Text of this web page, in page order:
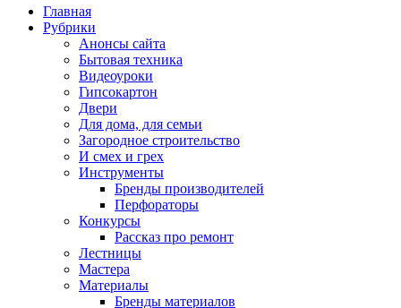
Главная
Рубрики
Анонсы сайта
Бытовая техника
Видеоуроки
Гипсокартон
Двери
Для дома, для семьи
Загородное строительство
И смех и грех
Инструменты
Бренды производителей
Перфораторы
Конкурсы
Рассказ про ремонт
Лестницы
Мастера
Материалы
Бренды материалов